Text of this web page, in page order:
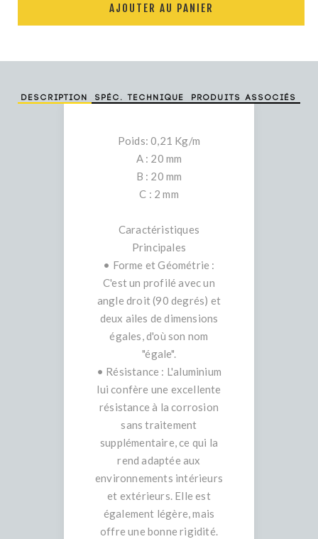
AJOUTER AU PANIER
Description Spéc. technique Produits associés
Poids: 0,21 Kg/m
A : 20 mm
B : 20 mm
C : 2 mm
Caractéristiques
Principales
• Forme et Géométrie :
C'est un profilé avec un
angle droit (90 degrés) et
deux ailes de dimensions
égales, d'où son nom
"égale".
• Résistance : L'aluminium
lui confère une excellente
résistance à la corrosion
sans traitement
supplémentaire, ce qui la
rend adaptée aux
environnements intérieurs
et extérieurs. Elle est
également légère, mais
offre une bonne rigidité.